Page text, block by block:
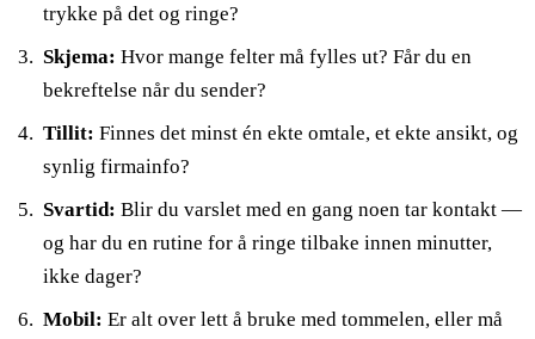
trykke på det og ringe?
Skjema: Hvor mange felter må fylles ut? Får du en
bekreftelse når du sender?
Tillit: Finnes det minst én ekte omtale, et ekte ansikt, og
synlig firmainfo?
Svartid: Blir du varslet med en gang noen tar kontakt —
og har du en rutine for å ringe tilbake innen minutter,
ikke dager?
Mobil: Er alt over lett å bruke med tommelen, eller må